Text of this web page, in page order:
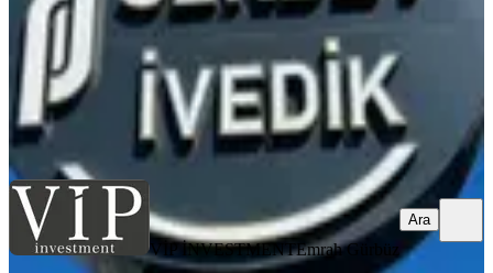
4.500.000 ₺
VİP İNVESTMENT Emrah Gürbüz
Ara
VİP İNVESTMENTEmrah Gürbüz
Ara